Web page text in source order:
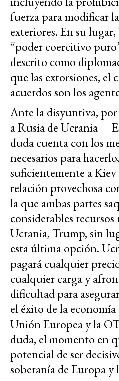
fuerza para modificar
exteriores. En su
“poder coercitivo
descrito como
que las extorsiones, el
acuerdos son los
Ante la disyuntiva,
a Rusia de Ucrania
duda cuenta con los
necesarios para
suficientemente a
relación provechosa
la que ambas partes
considerables recursos
Ucrania, Trump, sin
esta última opción.
pagará cualquier
cualquier carga y
dificultad para
el éxito de la
Unión Europea y la
duda, el momento en
potencial de ser
soberanía de Europa